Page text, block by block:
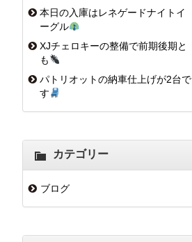
本日の入庫はレネゲードナイトイ
ーグル
XJチェロキーの整備で前期後期と
も
パトリオットの納車仕上げが2台で
す
カテゴリー
ブログ